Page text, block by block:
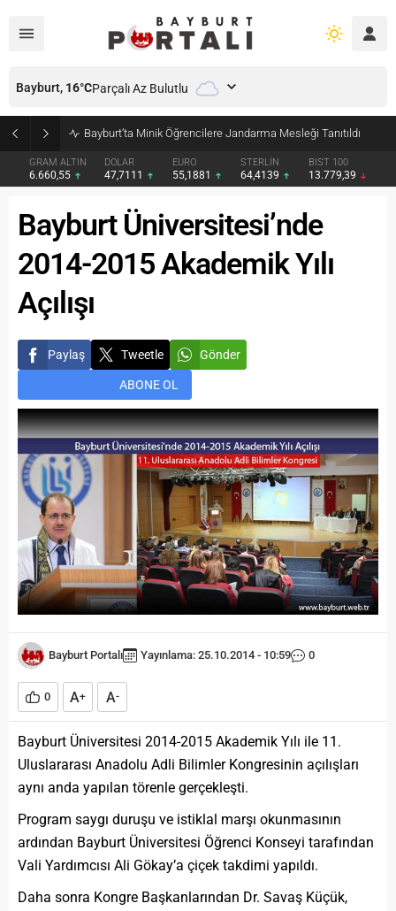
Bayburt’ta Minik Öğrencilere Jandarma Mesleği Tanıtıldı
GRAM ALTIN
6.660,55
DOLAR
47,7111
EURO
55,1881
STERLİN
64,4139
BIST 100
13.779,39
Bayburt, 16°CParçalı Az Bulutlu
Bayburt Üniversitesi’nde
2014-2015 Akademik Yılı
Açılışı
Paylaş Tweetle Gönder
ABONE OL
Bayburt Portalı Yayınlama: 25.10.2014 - 10:59 0
0 A+ A-
Bayburt Üniversitesi 2014-2015 Akademik Yılı ile 11.
Uluslararası Anadolu Adli Bilimler Kongresinin açılışları
aynı anda yapılan törenle gerçekleşti.
Program saygı duruşu ve istiklal marşı okunmasının
ardından Bayburt Üniversitesi Öğrenci Konseyi tarafından
Vali Yardımcısı Ali Gökay’a çiçek takdimi yapıldı.
Daha sonra Kongre Başkanlarından Dr. Savaş Küçük,